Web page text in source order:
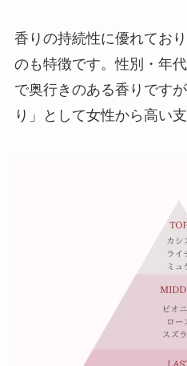
香りの持続性に優れてお
のも特徴です。性別・年
で奥行きのある香りです
り」として女性から高い